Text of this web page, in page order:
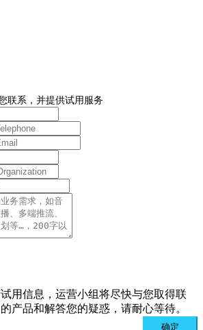
联系，并提供试用服务
用信息，运营小组将尽快与您取得联
产品和解答您的疑惑，请耐心等待。
确定